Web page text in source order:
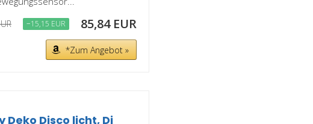
−15,15 EUR 85,84 EUR
*Zum Angebot »
Disco licht, Dj